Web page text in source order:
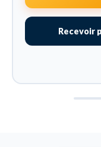
Recevoir